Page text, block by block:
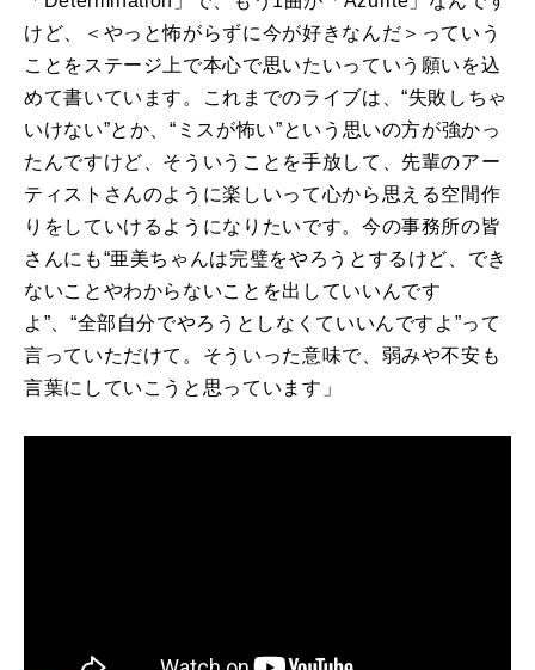
けど、＜やっと怖がらずに今が好きなんだ＞っていう
ことをステージ上で本心で思いたいっていう願いを込
めて書いています。これまでのライブは、“失敗しちゃ
いけない”とか、“ミスが怖い”という思いの方が強かっ
たんですけど、そういうことを手放して、先輩のアー
ティストさんのように楽しいって心から思える空間作
りをしていけるようになりたいです。今の事務所の皆
さんにも“亜美ちゃんは完璧をやろうとするけど、でき
ないことやわからないことを出していいんです
よ”、“全部自分でやろうとしなくていいんですよ”って
言っていただけて。そういった意味で、弱みや不安も
言葉にしていこうと思っています」